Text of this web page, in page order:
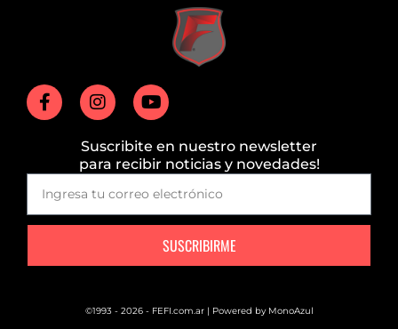
Suscribite en nuestro newsletter
para recibir noticias y novedades!
SUSCRIBIRME
©1993 - 2026 - FEFI.com.ar | Powered by MonoAzul